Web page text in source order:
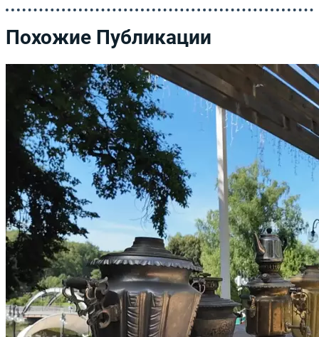
Похожие Публикации